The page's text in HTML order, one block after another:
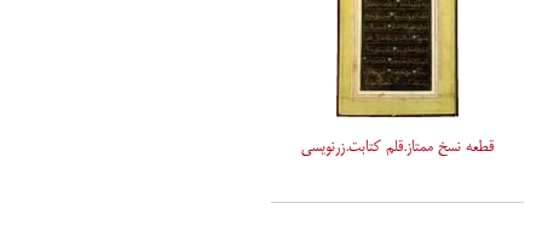
قطعه نسخ ممتاز.قلم کتابت.زرنویسی